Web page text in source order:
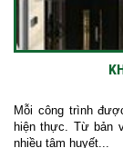
Mỗi công trình
hiện thực. Từ bản
nhiều tâm huyết...